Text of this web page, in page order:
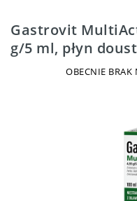
Gastrovit
g/5 ml, płyn
OBECNIE BRAK